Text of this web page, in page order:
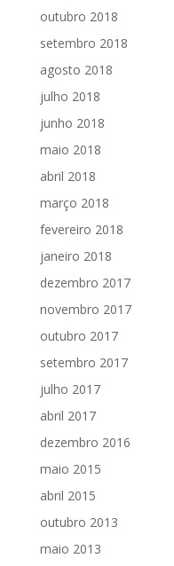
outubro 2018
setembro 2018
agosto 2018
julho 2018
junho 2018
maio 2018
abril 2018
março 2018
fevereiro 2018
janeiro 2018
dezembro 2017
novembro 2017
outubro 2017
setembro 2017
julho 2017
abril 2017
dezembro 2016
maio 2015
abril 2015
outubro 2013
maio 2013